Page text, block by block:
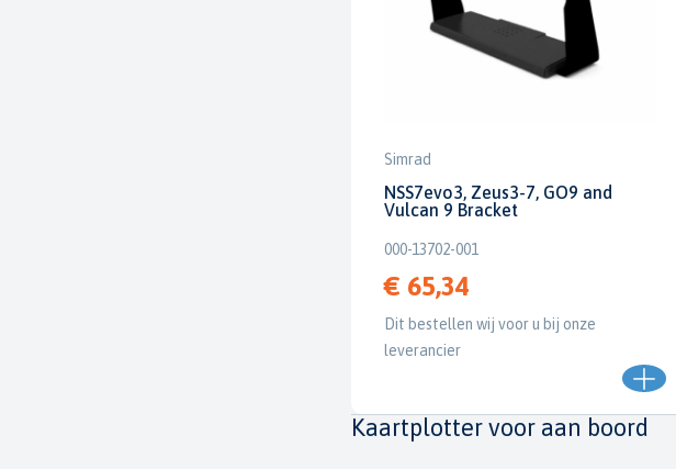
Simrad
NSS7evo3, Zeus3-7, GO9 and
Vulcan 9 Bracket
000-13702-001
€ 65,34
Dit bestellen wij voor u bij onze
leverancier
Kaartplotter voor aan boord